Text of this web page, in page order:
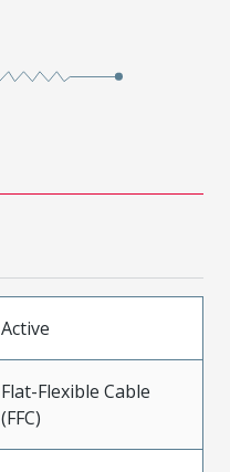
Active
Flat-Flexible Cable
(FFC)